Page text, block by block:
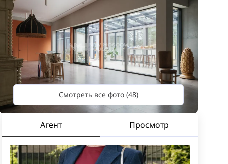
Смотреть все фото (48)
Агент Просмотр